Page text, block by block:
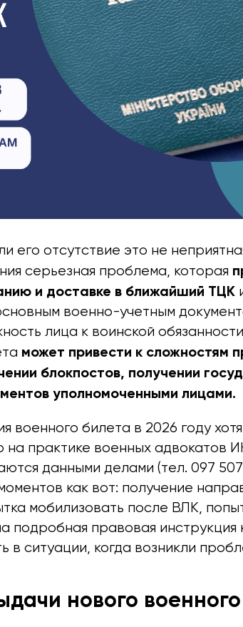
его отсутствие это не
серьезная проблема, которая
и доставке в ближайший ТЦК
военно-учетным
лица к воинской обязанности
может привести к сложностям
блокпостов, получении
уполномоченными лицами.
военного билета в 2026 году
на практике военных адвокатов
данными делами (тел. 097
как вот: получение
мобилизовать после ВЛК,
подробная правовая инструкция
в ситуации, когда возникли
нового